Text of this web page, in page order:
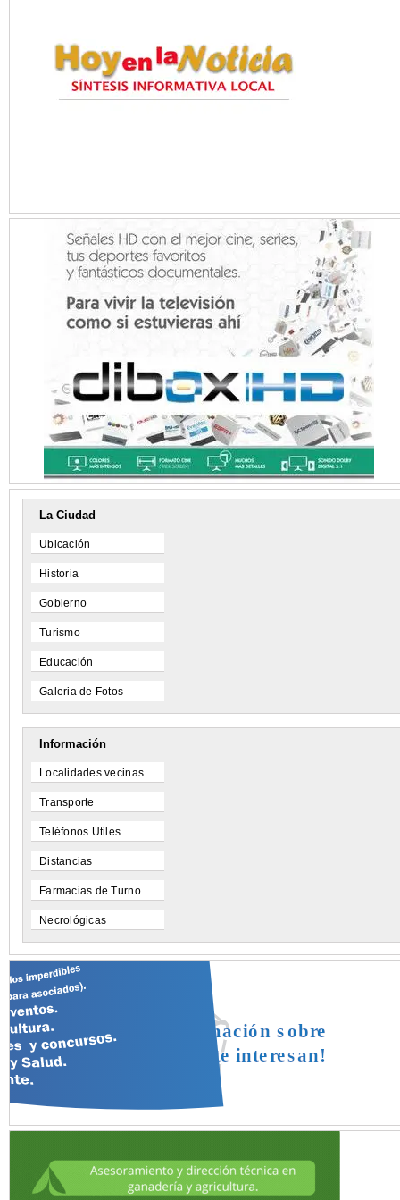
La Ciudad
Ubicación
Historia
Gobierno
Turismo
Educación
Galeria de Fotos
Información
Localidades vecinas
Transporte
Teléfonos Utiles
Distancias
Farmacias de Turno
Necrológicas